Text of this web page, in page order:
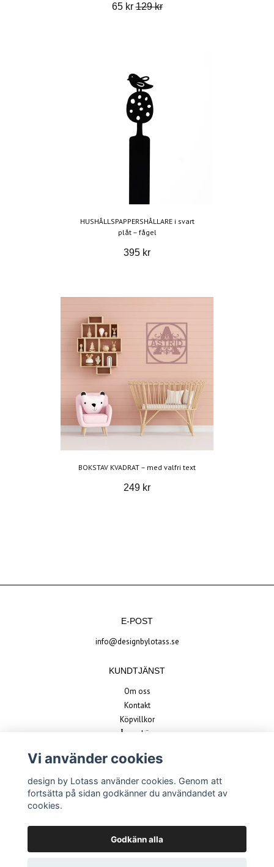
65 kr129 kr
HUSHÅLLSPAPPERSHÅLLARE i svart
plåt – fågel
395 kr
BOKSTAV KVADRAT – med valfri text
249 kr
E-POST
info@designbylotass.se
KUNDTJÄNST
Om oss
Kontakt
Köpvillkor
Ångra köp
Vi använder cookies
design by Lotass använder cookies. Genom att
fortsätta på sidan godkänner du användandet av
cookies.
Godkänn alla